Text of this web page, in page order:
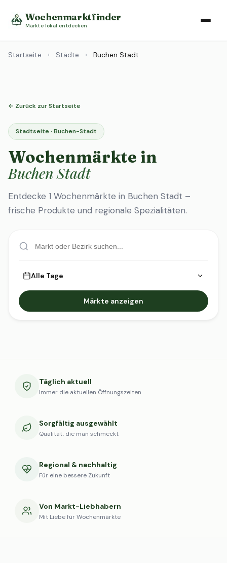
Wochenmarktfinder
Märkte lokal entdecken
Startseite › Städte › Buchen Stadt
← Zurück zur Startseite
Stadtseite · Buchen-Stadt
Wochenmärkte in
Buchen Stadt
Entdecke 1 Wochenmärkte in Buchen Stadt –
frische Produkte und regionale Spezialitäten.
Alle Tage
Märkte anzeigen
Täglich aktuell
Immer die aktuellen Öffnungszeiten
Sorgfältig ausgewählt
Qualität, die man schmeckt
Regional & nachhaltig
Für eine bessere Zukunft
Von Markt-Liebhabern
Mit Liebe für Wochenmärkte